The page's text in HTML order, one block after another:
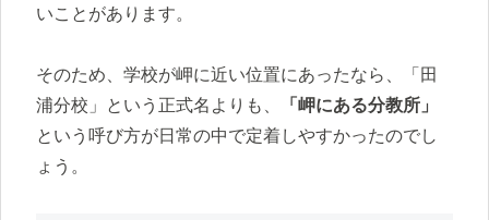
いことがあります。
そのため、学校が岬に近い位置にあったなら、「田
浦分校」という正式名よりも、
「岬にある分教所」
という呼び方が日常の中で定着しやすかったのでし
ょう。